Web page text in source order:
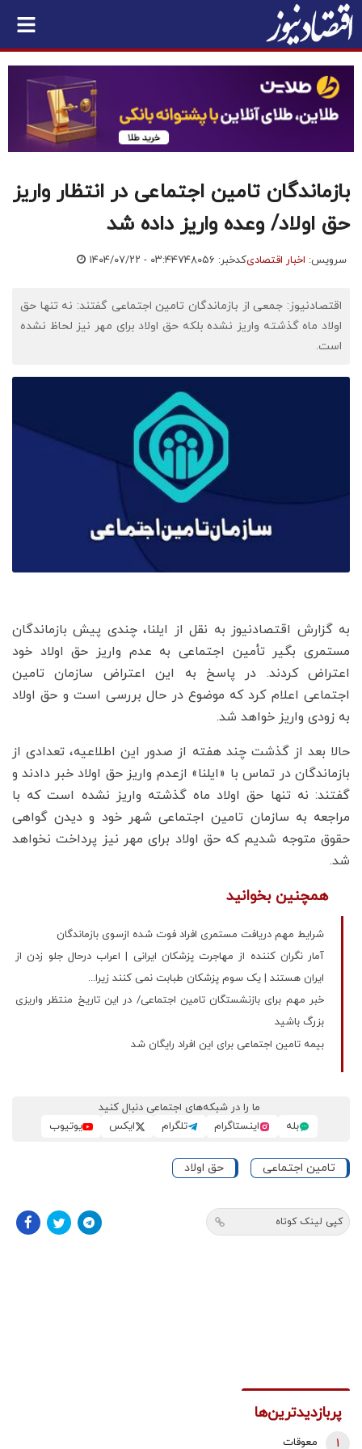
بازماندگان تامین اجتماعی در انتظار واریز
حق اولاد/ وعده واریز داده شد
سرویس: اخبار اقتصادیکدخبر: ۷۴۸۰۵۶ ۱۴۰۴/۰۷/۲۲ - ۰۳:۴۴
اقتصادنیوز: جمعی از بازماندگان تامین اجتماعی گفتند: نه تنها حق
اولاد ماه گذشته واریز نشده بلکه حق اولاد برای مهر نیز لحاظ نشده
است.
به گزارش اقتصادنیوز به نقل از ایلنا، چندی پیش بازماندگان
مستمری بگیر تأمین اجتماعی به‌ عدم واریز حق اولاد خود
اعتراض کردند. در پاسخ به این اعتراض سازمان تامین
اجتماعی اعلام کرد که موضوع در حال بررسی است و حق اولاد
به زودی واریز خواهد شد.
حالا بعد از گذشت چند هفته از صدور این اطلاعیه، تعدادی از
بازماندگان در تماس با «ایلنا» ازعدم واریز حق اولاد خبر دادند و
گفتند: نه تنها حق اولاد ماه گذشته واریز نشده است که با
مراجعه به سازمان تامین اجتماعی شهر خود و دیدن گواهی
حقوق متوجه شدیم که حق اولاد برای مهر نیز پرداخت نخواهد
شد.
همچنین بخوانید
شرایط مهم دریافت مستمری افراد فوت شده ازسوی بازماندگان
آمار نگران کننده از مهاجرت پزشکان ایرانی | اعراب درحال جلو زدن از
ایران هستند | یک سوم پزشکان طبابت نمی کنند زیرا...
خبر مهم برای بازنشستگان تامین اجتماعی/ در این تاریخ منتظر واریزی
بزرگ باشید
بیمه تامین اجتماعی برای این افراد رایگان شد
ما را در شبکه‌های اجتماعی دنبال کنید
بله
اینستاگرام تلگرام ایکس یوتیوب
تامین اجتماعی حق اولاد
کپی لینک کوتاه
پربازدیدترین‌ها
معوقات 1